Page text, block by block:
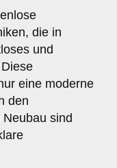
die in
und
eine moderne
den
sind